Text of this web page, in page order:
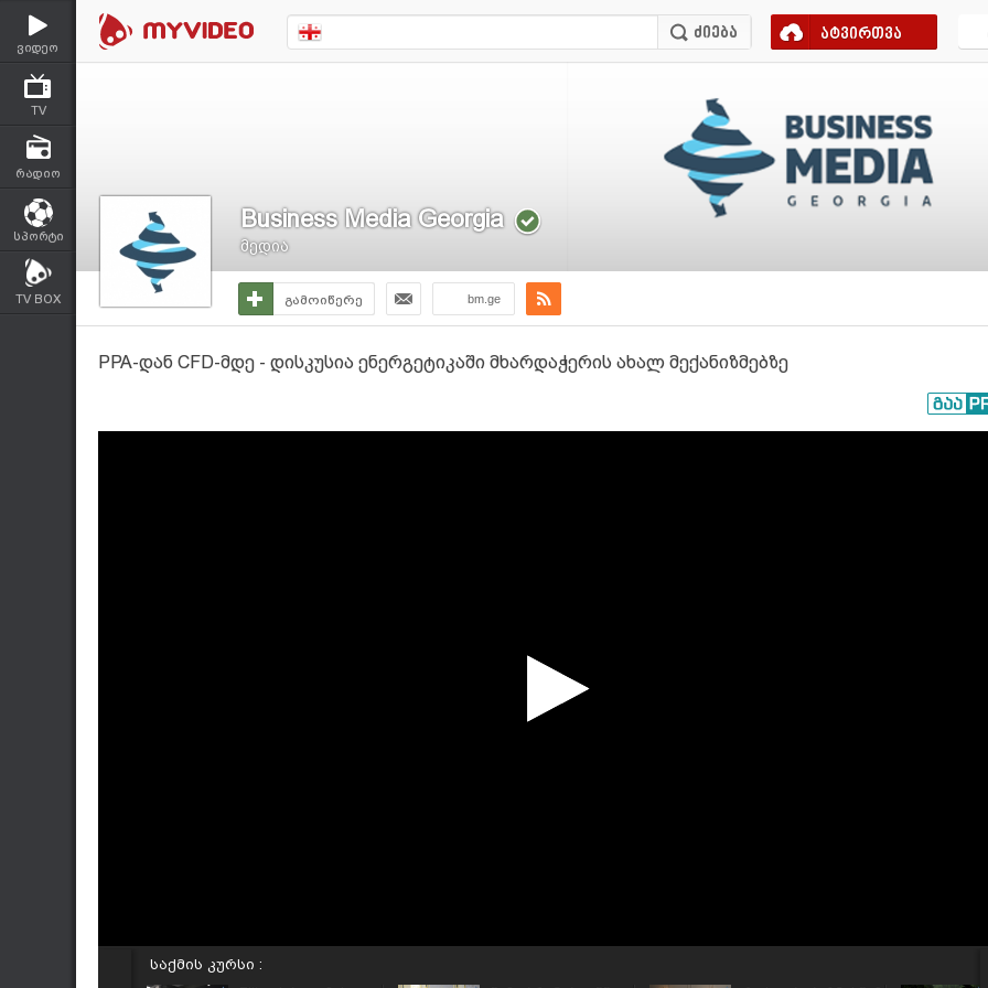
ვიდეო
TV
რადიო
სპორტი
TV BOX
ატვირთვა
Business Media Georgia
მედია
გამოიწერე bm.ge
PPA-დან CFD-მდე - დისკუსია ენერგეტიკაში მხარდაჭერის ახალ მექანიზმებზე
საქმის კურსი :